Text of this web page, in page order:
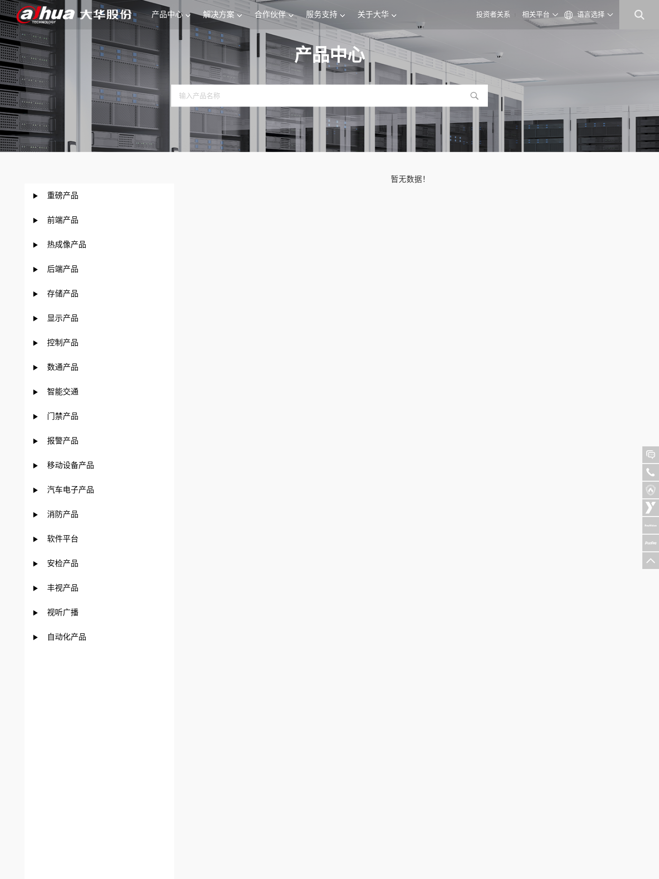
语言选择
相关平台
投资者关系
产品中心 解决方案 合作伙伴 服务支持 关于大华
产品中心
重磅产品
前端产品
热成像产品
后端产品
存储产品
显示产品
控制产品
数通产品
智能交通
门禁产品
报警产品
移动设备产品
汽车电子产品
消防产品
软件平台
安检产品
丰视产品
视听广播
自动化产品
暂无数据！